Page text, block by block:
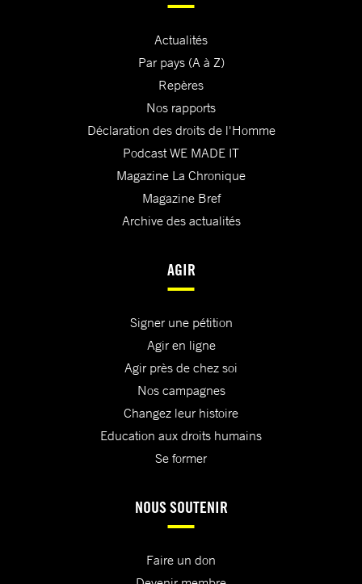
Actualités
Par pays (A à Z)
Repères
Nos rapports
Déclaration des droits de l'Homme
Podcast WE MADE IT
Magazine La Chronique
Magazine Bref
Archive des actualités
AGIR
Signer une pétition
Agir en ligne
Agir près de chez soi
Nos campagnes
Changez leur histoire
Education aux droits humains
Se former
NOUS SOUTENIR
Faire un don